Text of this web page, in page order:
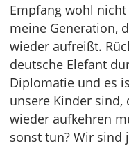
Empfang wohl
meine Generation,
wieder aufreißt.
deutsche Elefant
Diplomatie und es
unsere Kinder sind,
wieder aufkehren
sonst tun? Wir